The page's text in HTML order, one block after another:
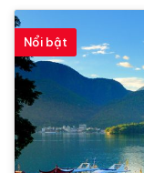
Nổi bật